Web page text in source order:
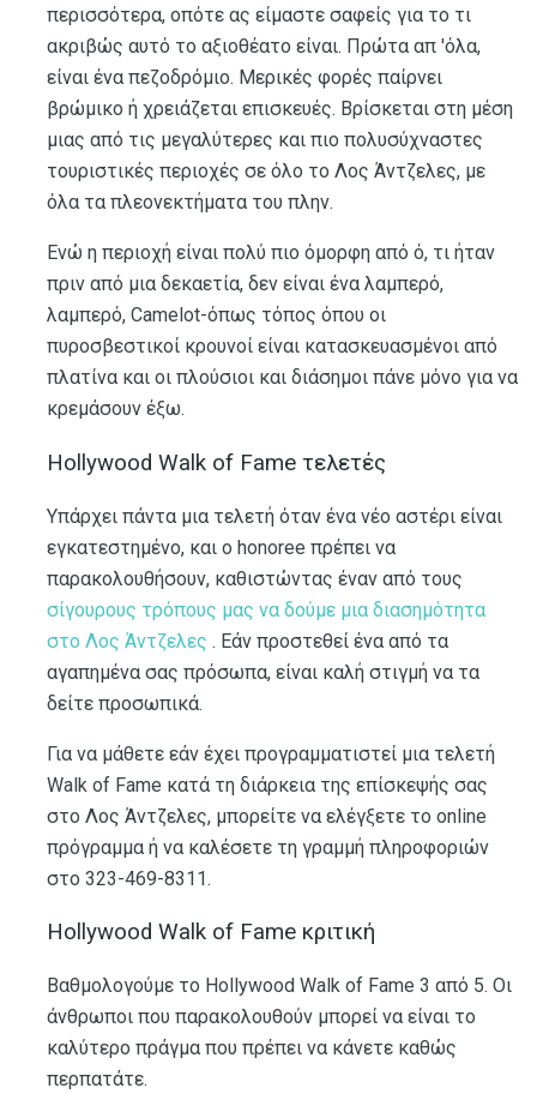
περισσότερα, οπότε ας είμαστε σαφείς για το τι
ακριβώς αυτό το αξιοθέατο είναι. Πρώτα απ 'όλα,
είναι ένα πεζοδρόμιο. Μερικές φορές παίρνει
βρώμικο ή χρειάζεται επισκευές. Βρίσκεται στη μέση
μιας από τις μεγαλύτερες και πιο πολυσύχναστες
τουριστικές περιοχές σε όλο το Λος Άντζελες, με
όλα τα πλεονεκτήματα του πλην.
Ενώ η περιοχή είναι πολύ πιο όμορφη από ό, τι ήταν
πριν από μια δεκαετία, δεν είναι ένα λαμπερό,
λαμπερό, Camelot-όπως τόπος όπου οι
πυροσβεστικοί κρουνοί είναι κατασκευασμένοι από
πλατίνα και οι πλούσιοι και διάσημοι πάνε μόνο για να
κρεμάσουν έξω.
Hollywood Walk of Fame τελετές
Υπάρχει πάντα μια τελετή όταν ένα νέο αστέρι είναι
εγκατεστημένο, και ο honoree πρέπει να
παρακολουθήσουν, καθιστώντας έναν από τους
σίγουρους τρόπους μας να δούμε μια διασημότητα
στο Λος Άντζελες . Εάν προστεθεί ένα από τα
αγαπημένα σας πρόσωπα, είναι καλή στιγμή να τα
δείτε προσωπικά.
Για να μάθετε εάν έχει προγραμματιστεί μια τελετή
Walk of Fame κατά τη διάρκεια της επίσκεψής σας
στο Λος Άντζελες, μπορείτε να ελέγξετε το online
πρόγραμμα ή να καλέσετε τη γραμμή πληροφοριών
στο 323-469-8311.
Hollywood Walk of Fame κριτική
Βαθμολογούμε το Hollywood Walk of Fame 3 από 5. Οι
άνθρωποι που παρακολουθούν μπορεί να είναι το
καλύτερο πράγμα που πρέπει να κάνετε καθώς
περπατάτε.